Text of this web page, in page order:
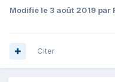
Modifié le 3 août 2019 par
Citer